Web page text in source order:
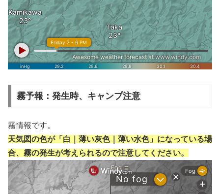
霧予報：発生時、キャンプ注意
霧情報です。
天気図の色が「白｜薄い灰色｜薄い水色」になっている場
合、霧の発生が考えられるので注意してください。